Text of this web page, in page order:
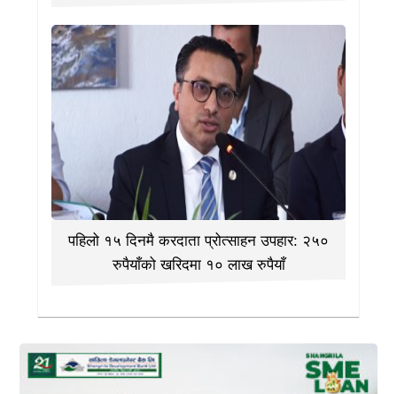
पहिलो १५ दिनमै करदाता प्रोत्साहन उपहार: २५०
रुपैयाँको खरिदमा १० लाख रुपैयाँ